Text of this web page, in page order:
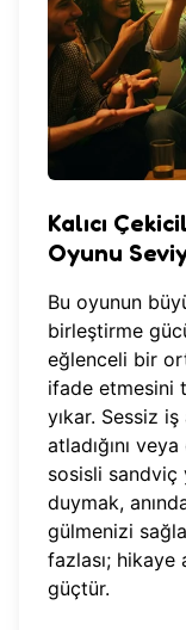
Kalıcı
Oyunu
Bu oyunun
birleştirme
eğlenceli bir
ifade etmesini
yıkar. Sessiz
atladığını
sosisli sandviç
duymak,
gülmenizi
fazlası; hikaye
güçtür.